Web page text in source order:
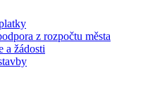
z rozpočtu města
a žádosti